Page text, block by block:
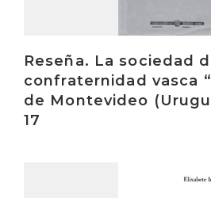
Reseña. La sociedad
confraternidad vasca
de Montevideo
17